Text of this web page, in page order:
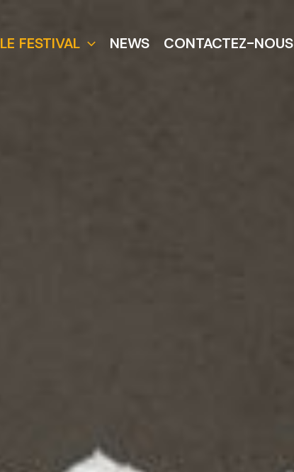
LE FESTIVAL NEWS CONTACTEZ-NOUS